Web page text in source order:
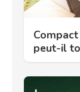
peut-il